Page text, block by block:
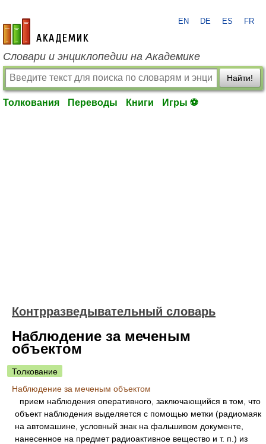
academic.ru
EN DE ES FR
Словари и энциклопедии на Академике
Найти!
Толкования Переводы Книги Игры ⚽
Контрразведывательный словарь
Наблюдение за меченым
объектом
Толкование
Наблюдение за меченым объектом
прием наблюдения оперативного, заключающийся в том, что
объект наблюдения выделяется с помощью метки (радиомаяк
на автомашине, условный знак на фальшивом документе,
нанесенное на предмет радиоактивное вещество и т. п.) из